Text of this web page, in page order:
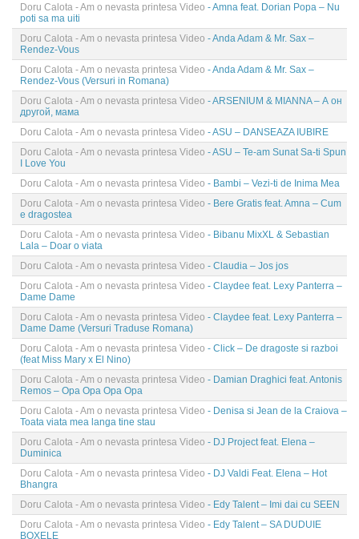
Doru Calota - Am o nevasta printesa Video - Amna feat. Dorian Popa – Nu
poti sa ma uiti
Doru Calota - Am o nevasta printesa Video - Anda Adam & Mr. Sax –
Rendez-Vous
Doru Calota - Am o nevasta printesa Video - Anda Adam & Mr. Sax –
Rendez-Vous (Versuri in Romana)
Doru Calota - Am o nevasta printesa Video - ARSENIUM & MIANNA – А он
другой, мама
Doru Calota - Am o nevasta printesa Video - ASU – DANSEAZA IUBIRE
Doru Calota - Am o nevasta printesa Video - ASU – Te-am Sunat Sa-ti Spun
I Love You
Doru Calota - Am o nevasta printesa Video - Bambi – Vezi-ti de Inima Mea
Doru Calota - Am o nevasta printesa Video - Bere Gratis feat. Amna – Cum
e dragostea
Doru Calota - Am o nevasta printesa Video - Bibanu MixXL & Sebastian
Lala – Doar o viata
Doru Calota - Am o nevasta printesa Video - Claudia – Jos jos
Doru Calota - Am o nevasta printesa Video - Claydee feat. Lexy Panterra –
Dame Dame
Doru Calota - Am o nevasta printesa Video - Claydee feat. Lexy Panterra –
Dame Dame (Versuri Traduse Romana)
Doru Calota - Am o nevasta printesa Video - Click – De dragoste si razboi
(feat Miss Mary x El Nino)
Doru Calota - Am o nevasta printesa Video - Damian Draghici feat. Antonis
Remos – Opa Opa Opa Opa
Doru Calota - Am o nevasta printesa Video - Denisa si Jean de la Craiova –
Toata viata mea langa tine stau
Doru Calota - Am o nevasta printesa Video - DJ Project feat. Elena –
Duminica
Doru Calota - Am o nevasta printesa Video - DJ Valdi Feat. Elena – Hot
Bhangra
Doru Calota - Am o nevasta printesa Video - Edy Talent – Imi dai cu SEEN
Doru Calota - Am o nevasta printesa Video - Edy Talent – SA DUDUIE
BOXELE